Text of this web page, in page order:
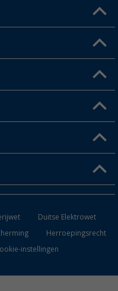
Duitse Elektrowet
Herroepingsrecht
instellingen